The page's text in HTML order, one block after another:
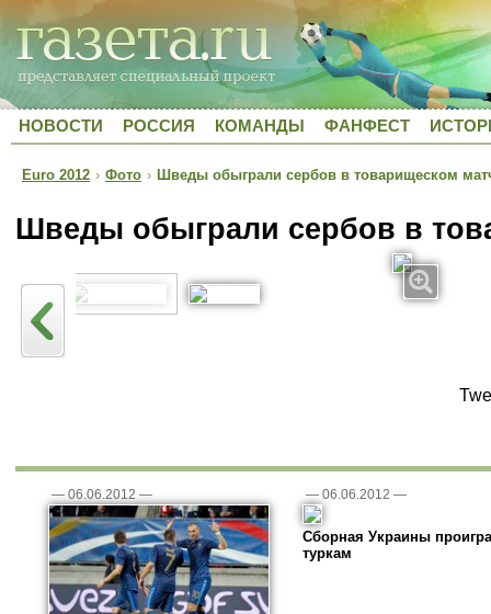
НОВОСТИ РОССИЯ КОМАНДЫ ФАНФЕСТ
Euro 2012 › Фото › Шведы обыграли сербов в товарищеском
Шведы обыграли сербов в
— 06.06.2012 — — 06.06.2012 —
Сборная Украины
туркам